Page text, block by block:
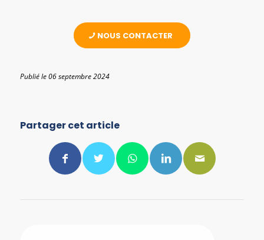
NOUS CONTACTER
Publié le 06 septembre 2024
Partager cet article